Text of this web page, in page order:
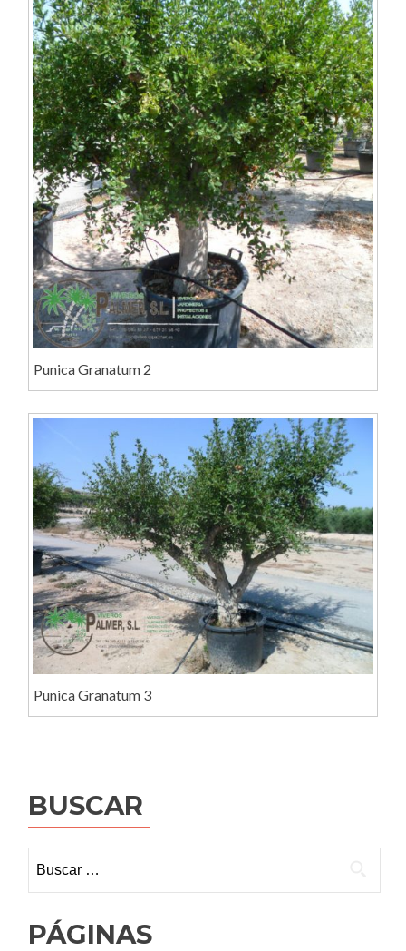
Punica Granatum 2
Punica Granatum 3
BUSCAR
PÁGINAS